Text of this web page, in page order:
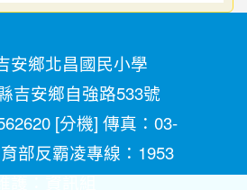
安鄉北昌國民小學
吉安鄉自強路533號
[分機] 傳真：03-
部反霸凌專線：1953
護：資訊組